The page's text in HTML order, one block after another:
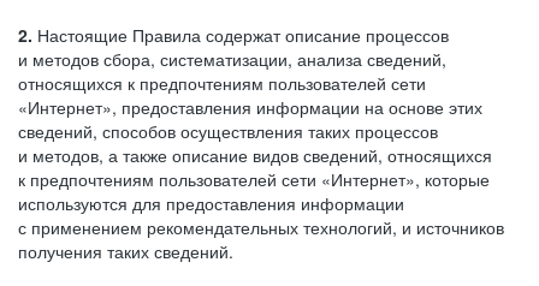
2. Настоящие Правила содержат описание процессов
и методов сбора, систематизации, анализа сведений,
относящихся к предпочтениям пользователей сети
«Интернет», предоставления информации на основе этих
сведений, способов осуществления таких процессов
и методов, а также описание видов сведений, относящихся
к предпочтениям пользователей сети «Интернет», которые
используются для предоставления информации
с применением рекомендательных технологий, и источников
получения таких сведений.